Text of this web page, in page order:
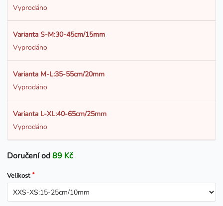
Vyprodáno
Varianta S-M:30-45cm/15mm
Vyprodáno
Varianta M-L:35-55cm/20mm
Vyprodáno
Varianta L-XL:40-65cm/25mm
Vyprodáno
Doručení od89 Kč
Velikost